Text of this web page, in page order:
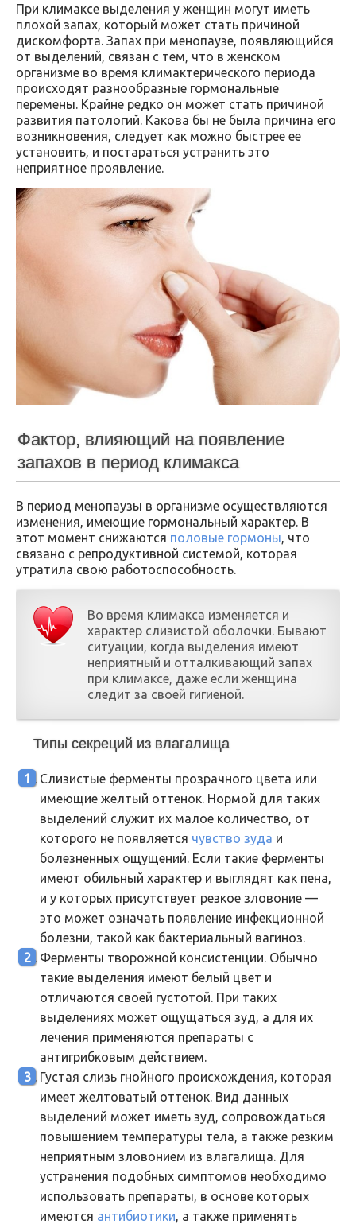
При климаксе выделения у женщин могут иметь
плохой запах, который может стать причиной
дискомфорта. Запах при менопаузе, появляющийся
от выделений, связан с тем, что в женском
организме во время климактерического периода
происходят разнообразные гормональные
перемены. Крайне редко он может стать причиной
развития патологий. Какова бы не была причина его
возникновения, следует как можно быстрее ее
установить, и постараться устранить это
неприятное проявление.
Фактор, влияющий на появление
запахов в период климакса
В период менопаузы в организме осуществляются
изменения, имеющие гормональный характер. В
этот момент снижаются половые гормоны , что
связано с репродуктивной системой, которая
утратила свою работоспособность.
Во время климакса изменяется и
характер слизистой оболочки. Бывают
ситуации, когда выделения имеют
неприятный и отталкивающий запах
при климаксе, даже если женщина
следит за своей гигиеной.
Типы секреций из влагалища
Слизистые ферменты прозрачного цвета или
имеющие желтый оттенок. Нормой для таких
выделений служит их малое количество, от
которого не появляется чувство зуда и
болезненных ощущений. Если такие ферменты
имеют обильный характер и выглядят как пена,
и у которых присутствует резкое зловоние —
это может означать появление инфекционной
болезни, такой как бактериальный вагиноз.
Ферменты творожной консистенции. Обычно
такие выделения имеют белый цвет и
отличаются своей густотой. При таких
выделениях может ощущаться зуд, а для их
лечения применяются препараты с
антигрибковым действием.
Густая слизь гнойного происхождения, которая
имеет желтоватый оттенок. Вид данных
выделений может иметь зуд, сопровождаться
повышением температуры тела, а также резким
неприятным зловонием из влагалища. Для
устранения подобных симптомов необходимо
использовать препараты, в основе которых
имеются антибиотики, а также применять